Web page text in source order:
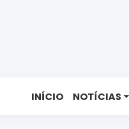
INÍCIO NOTÍCIAS